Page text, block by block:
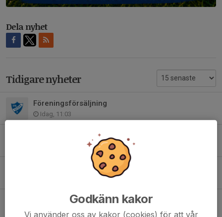
Dela nyhet
Tidigare nyheter
Föreningsförsäljning
Idag, 11:03
31 jul, 12:16
Godkänn kakor
Vi använder oss av kakor (cookies) för att vår